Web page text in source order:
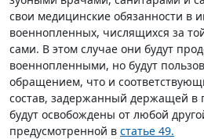
свои медицинские обязанности в
военнопленных, числящихся за
сами. В этом случае они будут
военнопленными, но будут
обращением, что и
состав, задержанный держащей в
будут освобождены от любой
предусмотренной в статье 49.